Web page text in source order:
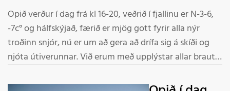
Opið verður í dag frá kl 16-20, veðrið í fjallinu er N-3-6,
-7c° og hálfskýjað, færið er mjög gott fyrir alla nýr
troðinn snjór, nú er um að gera að drífa sig á skíði og
njóta útiverunnar. Við erum með upplýstar allar brautir
gönguspor við Hól Velkomin í fjallið Stafrsmenn